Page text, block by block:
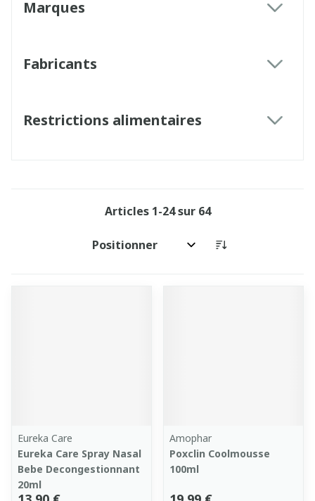
Marques
Fabricants
Restrictions alimentaires
Articles 1-24sur 64
Trier par:
Eureka Care
Eureka Care Spray Nasal
Bebe Decongestionnant
20ml
Amophar
Poxclin Coolmousse
100ml